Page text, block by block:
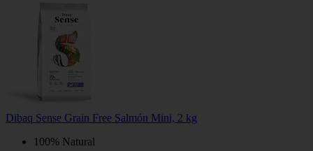
Dibaq Sense Grain Free Salmón Mini, 2 kg
100% Natural